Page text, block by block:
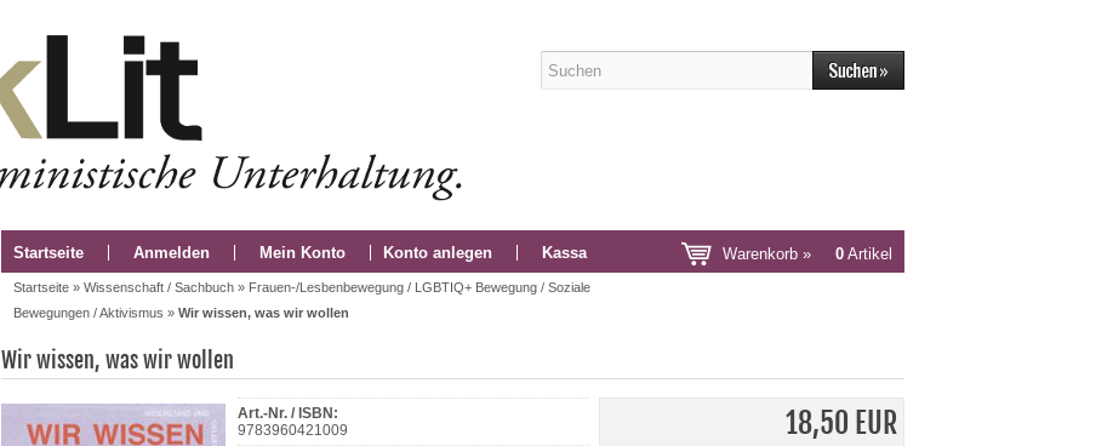
Startseite Anmelden Mein Konto Konto anlegen Kassa Warenkorb » 0 Artikel
Startseite » Wissenschaft / Sachbuch » Frauen-/Lesbenbewegung / LGBTIQ+ Bewegung / Soziale
Bewegungen / Aktivismus » Wir wissen, was wir wollen
Wir wissen, was wir wollen
Art.-Nr. / ISBN:
9783960421009
18,50 EUR